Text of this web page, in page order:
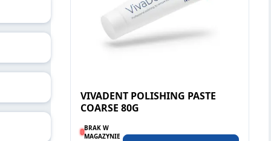
VIVADENT POLISHING PASTE
COARSE 80G
BRAK W
MAGAZYNIE